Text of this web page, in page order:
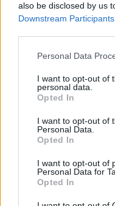
also be disclosed by us
Downstream Participants
Please note that this
not limited to your visit
grant or deny consent
use your data for below
consent section.
Personal Data
I want to opt-out of
personal data.
Opted In
I want to opt-out of
Personal Data.
Opted In
I want to opt-out of
Personal Data for
Opted In
műemlékfelújítás
Történelmi táj,
megújul a tatai
A projekt részeként
műemlékek, köztük a
Várkanyarban álló
M1